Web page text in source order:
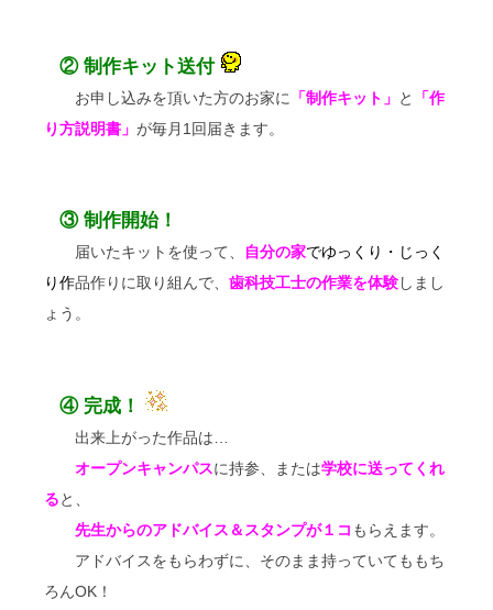
②制作キット送付
お申し込みを頂いた方のお家に 「制作キット」 と
「作
り方説明書」 が毎月1回届きます。
③制作開始！
届いたキットを使って、 自分の家でゆっくり・じっく
り作品作りに取り組んで、 歯科技工士の作業を体験しまし
ょう。
④完成！
出来上がった作品は…
オープンキャンパスに持参、または学校に送ってくれ
ると、
先生からのアドバイス＆スタンプが１コ もらえます。
アドバイスをもらわずに、そのまま持っていてももち
ろんOK！